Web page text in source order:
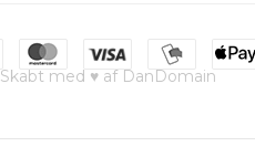
Skabt med ♥ af DanDomain